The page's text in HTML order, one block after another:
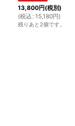
13,800円(税別)
(税込 : 15,180円)
残りあと2個です。